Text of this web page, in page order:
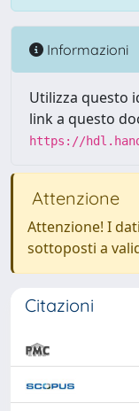
Informazioni
Utilizza questo
link a questo
https://
Attenzione
Attenzione! I
sottoposti a
Citazioni